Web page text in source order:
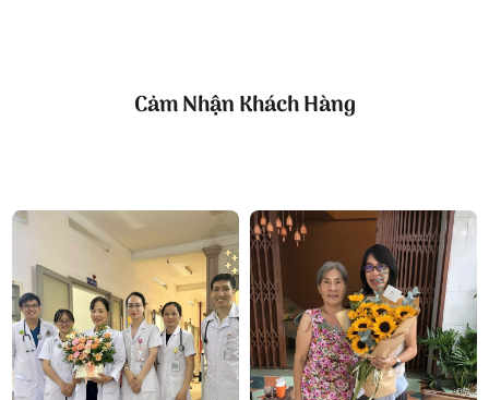
HCMvà toàn quốc với dịch vụ giao nhanh, đúng
hẹn. Mỗi sản phẩm là một tác phẩm nghệ thuật
được thiết kế bởi đội ngũ chuyên nghiệp, trong đó có
nhà thiết kế Thanh Thủy Florist.
Chúng tôi mang đến đa dạng mẫu hoa:hoa chúc
sinh nhật,hoa khai trương ,hoa cưới đẹp, đặc biệt là
Cảm Nhận Khách Hàng